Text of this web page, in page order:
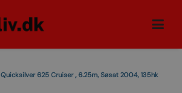
Quicksilver 625 Cruiser , 6.25m, Søsat 2004, 135hk